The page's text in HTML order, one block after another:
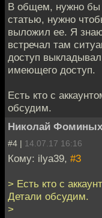
В общем, нужно бы
статью, нужно
выложил ее. Я
встречал там
доступ выкладывал
имеющего доступ.
Есть кто с
обсудим.
Николай Фоминых
#4 | 14.07.17 16:16
Кому: ilya39, #3
> Есть кто с
Детали обсудим.
>